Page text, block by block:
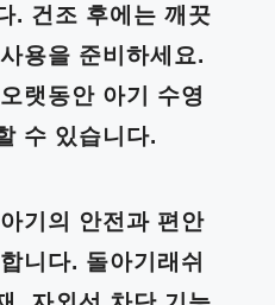
. 건조 후에는 깨끗
용을 준비하세요.
랫동안 아기 수영
수 있습니다.
기의 안전과 편안
니다. 돌아기래쉬